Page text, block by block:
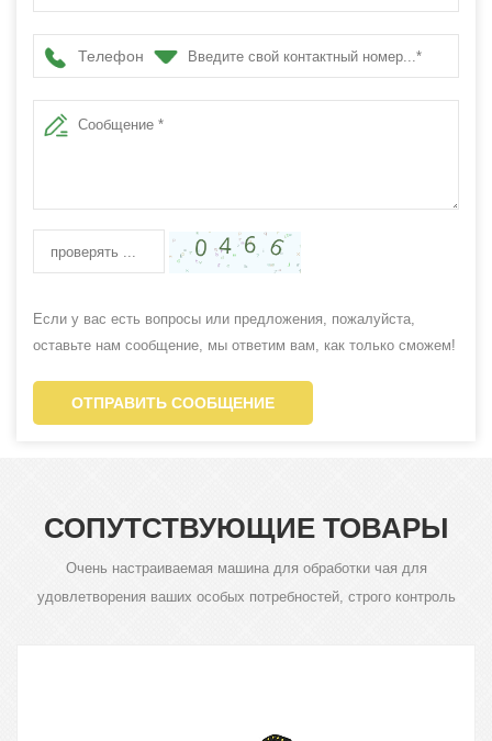
волокна металла для лазерной резки
Телефон
Если у вас есть вопросы или предложения, пожалуйста,
оставьте нам сообщение, мы ответим вам, как только сможем!
ОТПРАВИТЬ СООБЩЕНИЕ
СОПУТСТВУЮЩИЕ ТОВАРЫ
Очень настраиваемая машина для обработки чая для
удовлетворения ваших особых потребностей, строго контроль